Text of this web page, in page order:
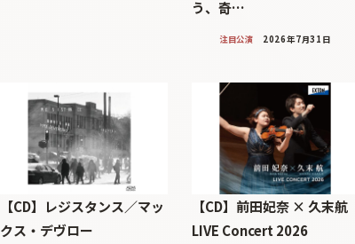
う、奇…
注目公演 2026年7月31日
【CD】レジスタンス／マッ
クス・デヴロー
【CD】前田妃奈 × 久末航
LIVE Concert 2026